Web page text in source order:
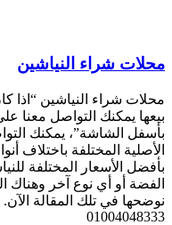
محلات شراء النياشين
محلات شراء النياشين “اذا
بيعها يمكنك التواصل معنا
بأسفل الشاشة”، يمكنك
الأصلية المختلفة باختلاف
بأفضل الأسعار المختلفة
الفضة أو أي نوع آخر
نوضحها في تلك المقالة الآن.
01004048333